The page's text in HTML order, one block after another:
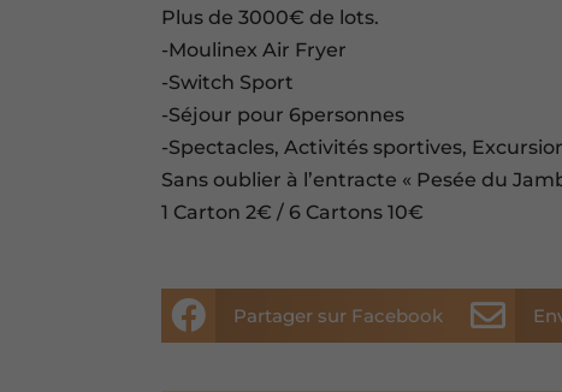
Plus de 3000€ de lots.
-Moulinex Air Fryer
-Switch Sport
-Séjour pour 6personnes
-Spectacles, Activités sportives,
Sans oublier à l’entracte « Pesée du
1 Carton 2€ / 6 Cartons 10€
 Partager sur Facebook 